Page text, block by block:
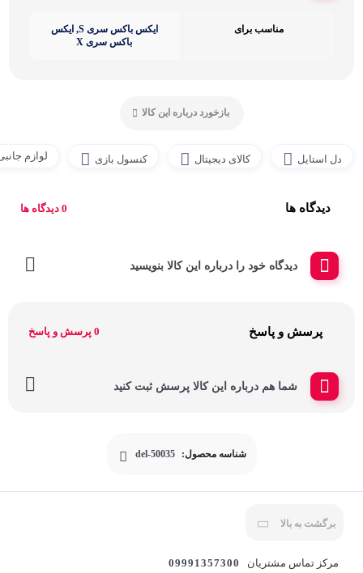
مناسب برای
ایکس باکس سری S, ایکس
باکس سری X
بازخورد درباره این کالا
دل استایل کالای دیجیتال کنسول بازی لوازم
دیدگاه ها 0 دیدگاه ها
دیدگاه خود را درباره این کالا بنویسید
پرسش و پاسخ 0 پرسش و پاسخ
شما هم درباره این کالا پرسش ثبت کنید
شناسه محصول: del-50035
برگشت به بالا
مرکز تماس مشتریان
09991357300